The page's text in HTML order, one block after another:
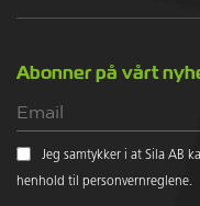
Abonner på vårt
Jeg samtykker i at Sila AB
henhold til personvernreglene.